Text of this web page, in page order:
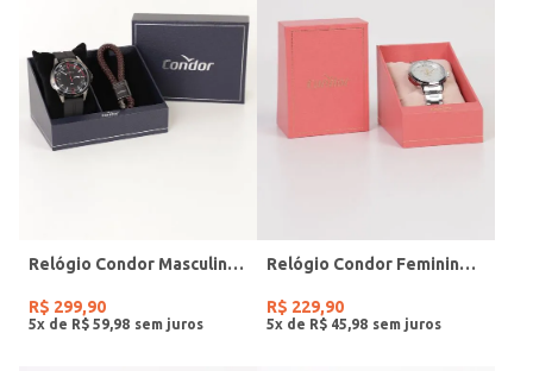
Relógio Condor Masculino PRETO
R$ 299,90
5x de R$ 59 98
Relógio Condor Feminino PRATA
R$ 229,90
5x de R$ 45 98